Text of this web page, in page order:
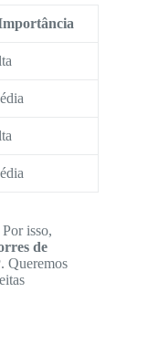
isso,
de
. Queremos